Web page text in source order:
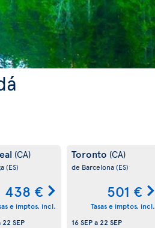
(CA)
(ES)
438 €
e imptos. incl.
22 SEP
Toronto (CA)
de Barcelona(ES)
501 €
Tasas e imptos. incl.
16 SEPa22 SEP